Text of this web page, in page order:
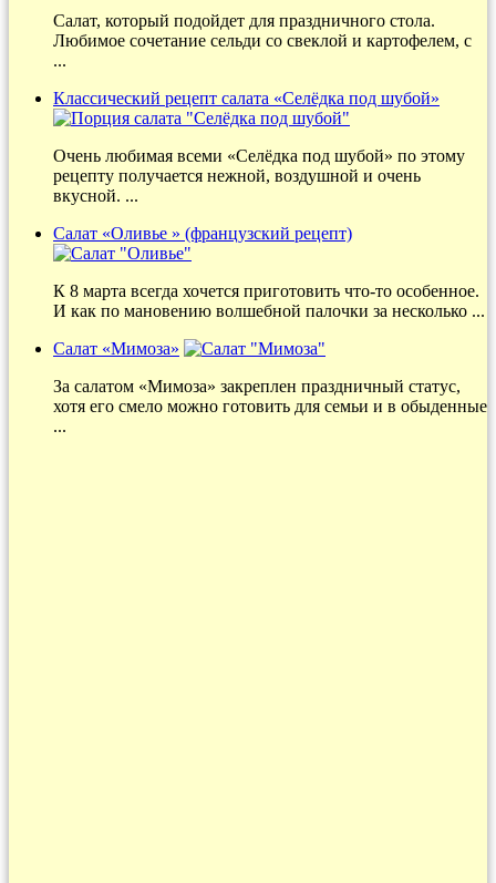
Салат, который подойдет для праздничного стола.
Любимое сочетание сельди со свеклой и картофелем, с
...
Классический рецепт салата «Селёдка под шубой»
Очень любимая всеми «Селёдка под шубой» по этому
рецепту получается нежной, воздушной и очень
вкусной. ...
Салат «Оливье » (французский рецепт)
К 8 марта всегда хочется приготовить что-то особенное.
И как по мановению волшебной палочки за несколько ...
Салат «Мимоза»
За салатом «Мимоза» закреплен праздничный статус,
хотя его смело можно готовить для семьи и в обыденные
...